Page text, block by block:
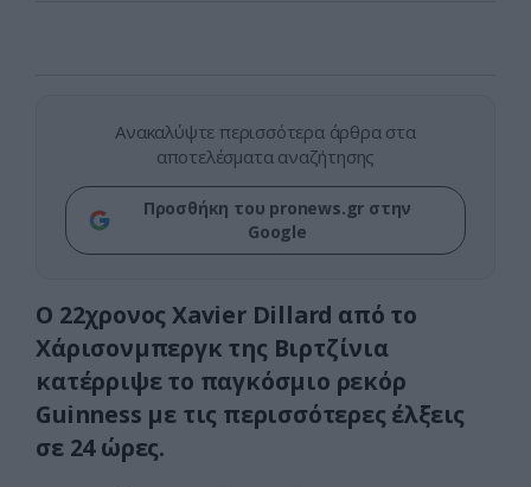
Ανακαλύψτε περισσότερα άρθρα στα
αποτελέσματα αναζήτησης
Προσθήκη του pronews.gr στην
Google
Ο 22χρονος Xavier Dillard από το
Χάρισονμπεργκ της Βιρτζίνια
κατέρριψε το παγκόσμιο ρεκόρ
Guinness με τις περισσότερες έλξεις
σε 24 ώρες.